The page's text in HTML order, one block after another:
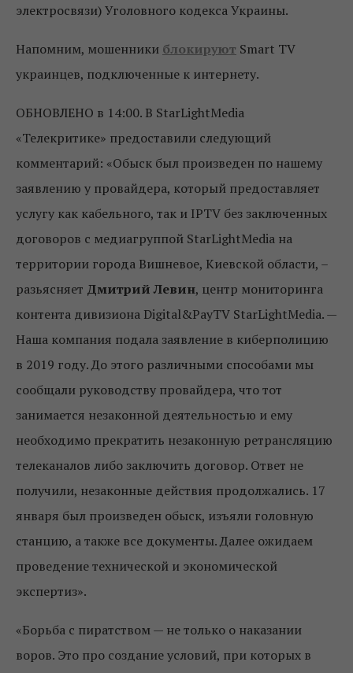
электросвязи) Уголовного кодекса Украины.
Напомним, мошенники блокируют Smart TV
украинцев, подключенные к интернету.
ОБНОВЛЕНО в 14:00. В StarLightMedia
«Телекритике» предоставили следующий
комментарий: «Обыск был произведен по нашему
заявлению у провайдера, который предоставляет
услугу как кабельного, так и IPTV без заключенных
договоров с медиагруппой StarLightMedia на
территории города Вишневое, Киевской области, –
разьясняет Дмитрий Левин, центр мониторинга
контента дивизиона Digital&PayTV StarLightMedia. —
Наша компания подала заявление в киберполицию
в 2019 году. До этого различными способами мы
сообщали руководству провайдера, что тот
занимается незаконной деятельностью и ему
необходимо прекратить незаконную ретрансляцию
телеканалов либо заключить договор. Ответ не
получили, незаконные действия продолжались. 17
января был произведен обыск, изъяли головную
станцию, а также все документы. Далее ожидаем
проведение технической и экономической
экспертиз».
«Борьба с пиратством — не только о наказании
воров. Это про создание условий, при которых в